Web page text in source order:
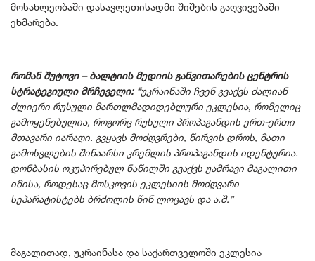
მოსახლეობაში დასავლეთისადმი შიშების გაღვივებაში
ეხმარება.
რომან შუტოვი – ბალტიის მედიის განვითარების ცენტრის
სტრატეგიული მრჩეველი: “უკრაინაში ჩვენ გვაქვს ძალიან
ძლიერი რუსული მართლმადიდებლური ეკლესია, რომელიც
გამოყენებულია, როგორც რუსული პროპაგანდის ერთ-ერთი
მთავარი იარაღი. გვყავს მოძღვრები, წირვის დროს, მათი
გამოსვლების შინაარსი კრემლის პროპაგანდის იდენტურია.
დონბასის ოკუპირებულ ნაწილში გვაქვს უამრავი მაგალითი
იმისა, როდესაც მოსკოვის ეკლესიის მოძღვარი
სეპარატისტებს ბრძოლის წინ ლოცავს და ა.შ.”
მაგალითად, უკრაინასა და საქართველოში ეკლესია